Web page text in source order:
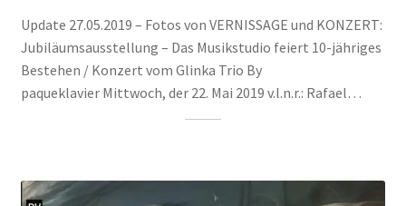
Update 27.05.2019 – Fotos von VERNISSAGE und KONZERT:
Jubiläumsausstellung – Das Musikstudio feiert 10-jähriges
Bestehen / Konzert vom Glinka Trio By
paqueklavier Mittwoch, der 22. Mai 2019 v.l.n.r.: Rafael…